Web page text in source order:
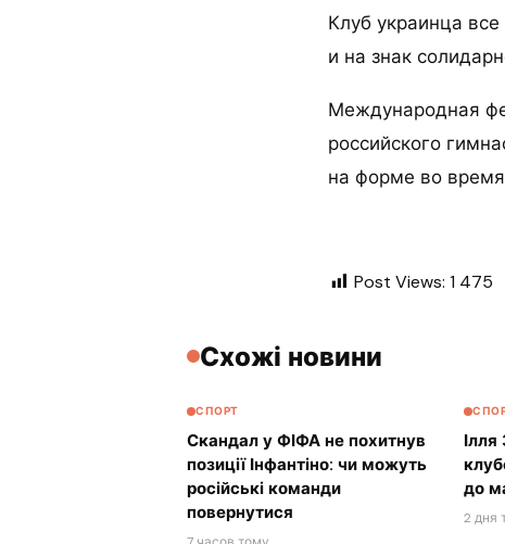
Клуб украинца
и на знак
Международная
российского
на форме во
Post Views: 1 475
Схожі новини
СПОРТ
Скандал у ФІФА не похитнув
позиції Інфантіно: чи можуть
російські команди
повернутися
до
2 дня